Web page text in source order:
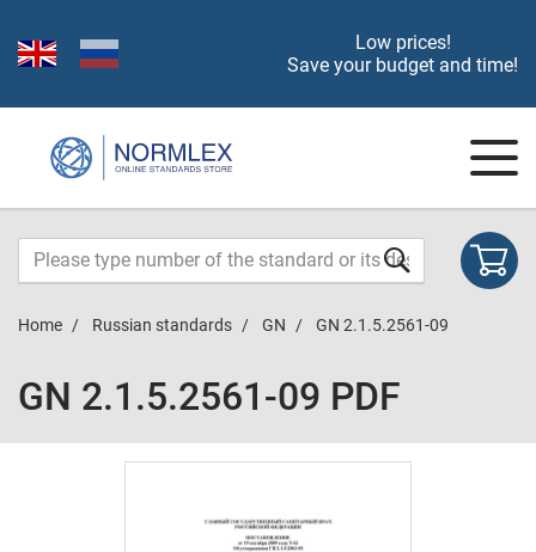
Low prices!
Save your budget and time!
Home Russian standards GN GN 2.1.5.2561-09
GN 2.1.5.2561-09 PDF